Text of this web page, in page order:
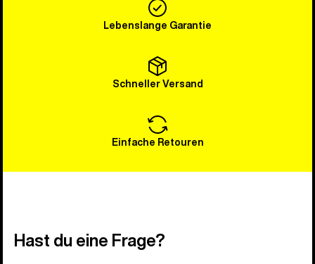
Lebenslange Garantie
Schneller Versand
Einfache Retouren
Hast du eine Frage?